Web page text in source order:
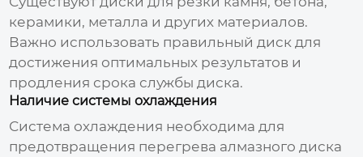
керамики, металла и других материалов.
Важно использовать правильный диск для
достижения оптимальных результатов и
продления срока службы диска.
Наличие системы охлаждения
Система охлаждения необходима для
предотвращения перегрева алмазного диска